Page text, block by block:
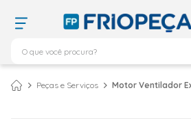
Peças e Serviços
1º ar condicionado 12000